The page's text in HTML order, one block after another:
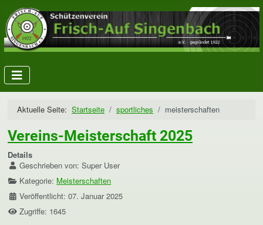
Aktuelle Seite: Startseite sportliches meisterschaften
Vereins-Meisterschaft 2025
Details
Geschrieben von:Super User
Kategorie: Meisterschaften
Veröffentlicht: 07. Januar 2025
Zugriffe: 1645